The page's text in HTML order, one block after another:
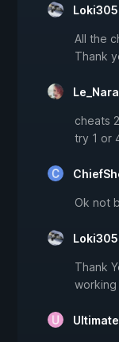
All the
Thank
Le_Nara
cheats
try 1 or
Ok not
Thank